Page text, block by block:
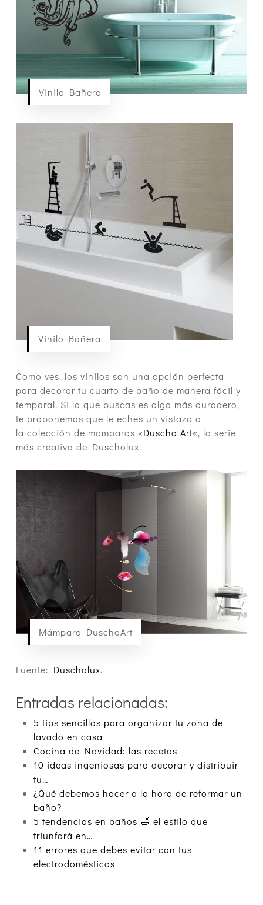
Vinilo Bañera
Vinilo Bañera
Como ves, los vinilos son una opción perfecta
para decorar tu cuarto de baño de manera fácil y
temporal. Si lo que buscas es algo más duradero,
te proponemos que le eches un vistazo a
la colección de mamparas «Duscho Art«, la serie
más creativa de Duscholux.
Mámpara DuschoArt
Fuente: Duscholux.
Entradas relacionadas:
5 tips sencillos para organizar tu zona de
lavado en casa
Cocina de Navidad: las recetas
10 ideas ingeniosas para decorar y distribuir
tu…
¿Qué debemos hacer a la hora de reformar un
baño?
5 tendencias en baños 🛁 el estilo que
triunfará en…
11 errores que debes evitar con tus
electrodomésticos